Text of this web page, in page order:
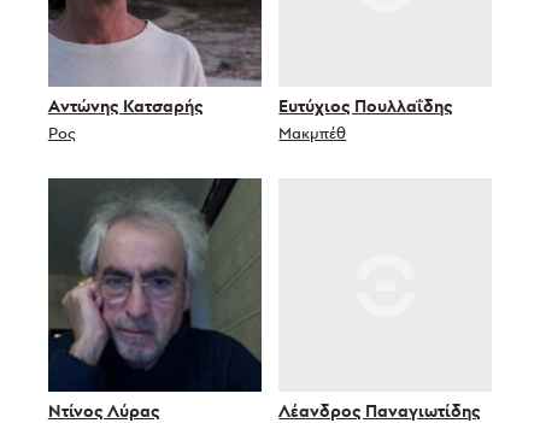
Αντώνης Κατσαρής
Ρος
Ευτύχιος Πουλλαΐδης
Μακμπέθ
Ντίνος Λύρας Λέανδρος Παναγιωτίδης